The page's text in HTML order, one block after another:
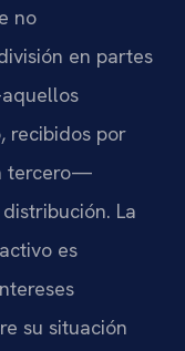
no
en partes
recibidos por
tercero—
La
es
su situación